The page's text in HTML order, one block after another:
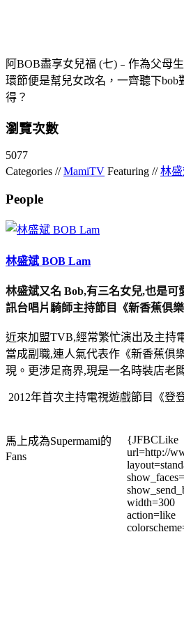
阿BOB盡享女兒福 (七)﹣作為父母
環節便是幫兒女改名，一齊聽下bob
得？
瀏覽次數
5077
Categories //MamiTV Featuring //林
People
林盛斌 BOB Lam
林盛斌又名 Bob,有三名女兒,也是可
訊台唱片騎師主持節目《新香蕉俱樂
近來加盟TVB,經常繁忙演出及主持
當成副職,連人氣代表作《新香蕉俱
現。更涉足商界,現是一名時裝店老
2012年首次主持電視遊戲節目《登
馬上成為Supermami的
Fans
{JFBCLike
url=http://
width=300
action=like